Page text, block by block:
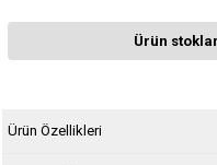
Ürün
Ürün Özellikleri